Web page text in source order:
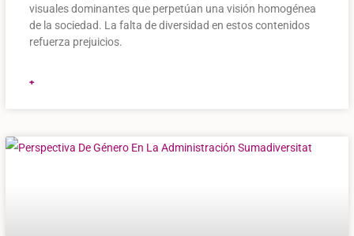
visuales dominantes que perpetúan una visión homogénea
de la sociedad. La falta de diversidad en estos contenidos
refuerza prejuicios.
+